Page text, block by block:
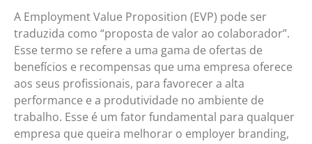
A Employment Value Proposition (EVP) pode ser
traduzida como “proposta de valor ao colaborador”.
Esse termo se refere a uma gama de ofertas de
benefícios e recompensas que uma empresa oferece
aos seus profissionais, para favorecer a alta
performance e a produtividade no ambiente de
trabalho. Esse é um fator fundamental para qualquer
empresa que queira melhorar o employer branding,